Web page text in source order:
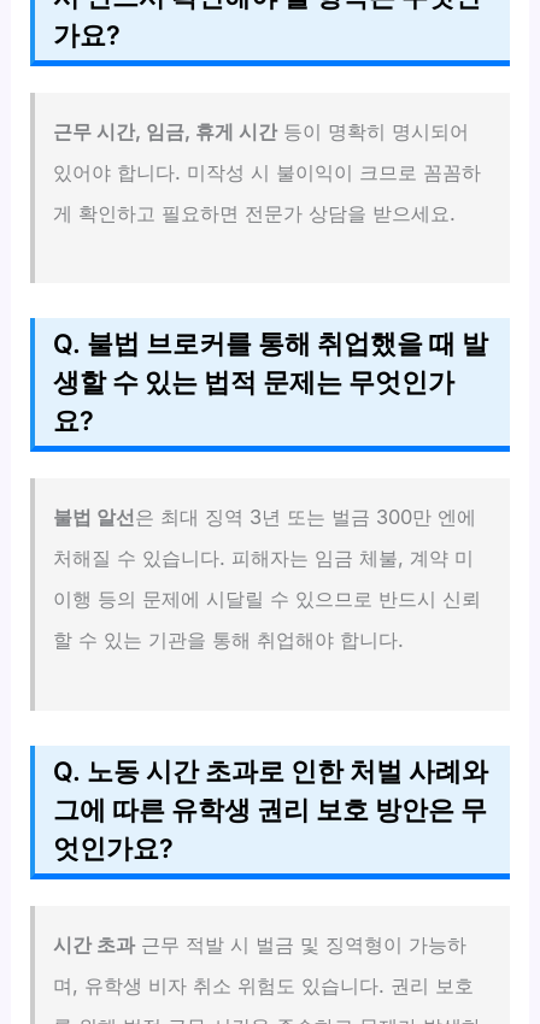
가요?
근무 시간, 임금, 휴게 시간등이 명확히 명시되어
있어야 합니다. 미작성 시 불이익이 크므로 꼼꼼하
게 확인하고 필요하면 전문가 상담을 받으세요.
Q. 불법 브로커를 통해 취업했을 때 발
생할 수 있는 법적 문제는 무엇인가
요?
불법 알선은 최대 징역 3년 또는 벌금 300만 엔에
처해질 수 있습니다. 피해자는 임금 체불, 계약 미
이행 등의 문제에 시달릴 수 있으므로 반드시 신뢰
할 수 있는 기관을 통해 취업해야 합니다.
Q. 노동 시간 초과로 인한 처벌 사례와
그에 따른 유학생 권리 보호 방안은 무
엇인가요?
시간 초과근무 적발 시 벌금 및 징역형이 가능하
며, 유학생 비자 취소 위험도 있습니다. 권리 보호